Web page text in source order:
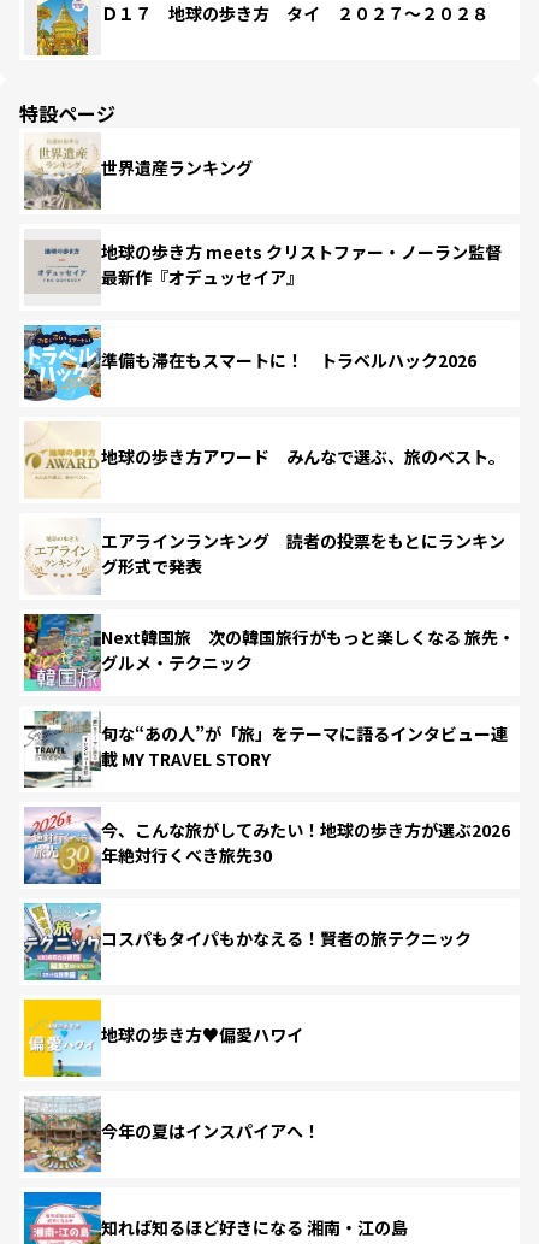
Ｄ１７ 地球の歩き方 タイ ２０２７～２０２８
特設ページ
世界遺産ランキング
地球の歩き方 meets クリストファー・ノーラン監督
最新作『オデュッセイア』
準備も滞在もスマートに！ トラベルハック2026
地球の歩き方アワード みんなで選ぶ、旅のベスト。
エアラインランキング 読者の投票をもとにランキン
グ形式で発表
Next韓国旅 次の韓国旅行がもっと楽しくなる 旅先・
グルメ・テクニック
旬な“あの人”が「旅」をテーマに語るインタビュー連
載 MY TRAVEL STORY
今、こんな旅がしてみたい！地球の歩き方が選ぶ2026
年絶対行くべき旅先30
コスパもタイパもかなえる！賢者の旅テクニック
地球の歩き方♥偏愛ハワイ
今年の夏はインスパイアへ！
知れば知るほど好きになる 湘南・江の島